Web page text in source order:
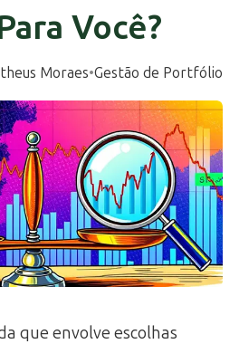
Você?
Moraes•Gestão de Portfólio
que envolve escolhas